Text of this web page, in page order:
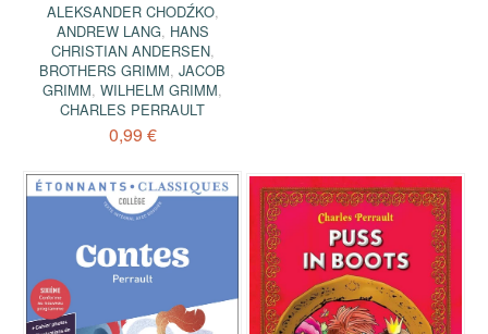
ALEKSANDER CHODŹKO,
ANDREW LANG, HANS
CHRISTIAN ANDERSEN,
BROTHERS GRIMM,JACOB
GRIMM,WILHELM GRIMM,
CHARLES PERRAULT
0,99 €